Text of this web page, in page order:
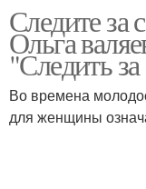
Следите за
Ольга
"Следить
Во времена
для женщины